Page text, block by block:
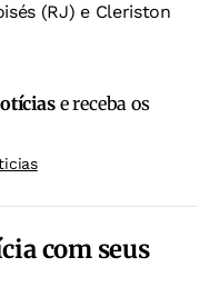
(RJ) e Cleriston
e receba os
com seus